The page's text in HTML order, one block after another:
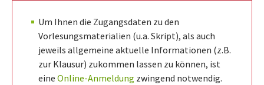
Um Ihnen die Zugangsdaten zu den
Vorlesungsmaterialien (u.a. Skript), als auch
jeweils allgemeine aktuelle Informationen (z.B.
zur Klausur) zukommen lassen zu können, ist
eine Online-Anmeldung zwingend notwendig.